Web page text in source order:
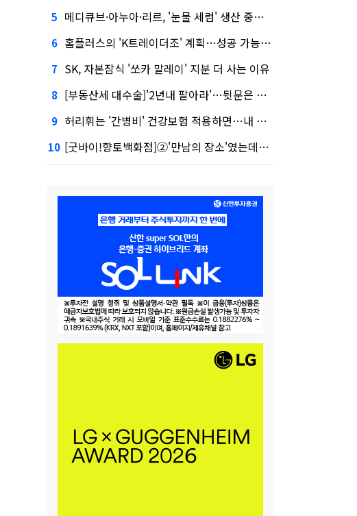
5 메디큐브·아누아·리르, '눈물 세럼' 생산 중단한다
6 홈플러스의 'K트레이더조' 계획…성공 가능성은 '글쎄'
7 SK, 자본잠식 '쏘카 말레이' 지분 더 사는 이유
8 [부동산세 대수술]'2년내 팔아라'…뒷문은 열었다
9 허리휘는 '간병비' 건강보험 적용하면…내 간병보험은?
10 [굿바이!향토백화점]②'만남의 장소'였는데…멈춰선 대백의 시계